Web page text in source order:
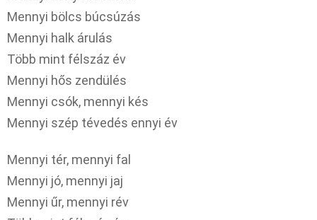
Mennyi bölcs búcsúzás
Mennyi halk árulás
Több mint félszáz év
Mennyi hős zendülés
Mennyi csók, mennyi kés
Mennyi szép tévedés ennyi év
Mennyi tér, mennyi fal
Mennyi jó, mennyi jaj
Mennyi űr, mennyi rév